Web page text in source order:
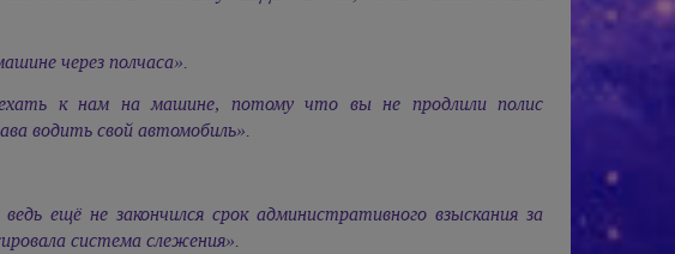
через полчаса».
к нам на машине, потому что вы не продлили полис
водить свой автомобиль».
ещё не закончился срок административного взыскания за
система слежения».